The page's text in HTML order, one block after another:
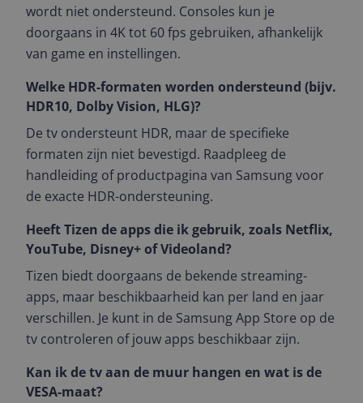
wordt niet ondersteund. Consoles kun je
doorgaans in 4K tot 60 fps gebruiken, afhankelijk
van game en instellingen.
Welke HDR-formaten worden ondersteund (bijv.
HDR10, Dolby Vision, HLG)?
De tv ondersteunt HDR, maar de specifieke
formaten zijn niet bevestigd. Raadpleeg de
handleiding of productpagina van Samsung voor
de exacte HDR-ondersteuning.
Heeft Tizen de apps die ik gebruik, zoals Netflix,
YouTube, Disney+ of Videoland?
Tizen biedt doorgaans de bekende streaming-
apps, maar beschikbaarheid kan per land en jaar
verschillen. Je kunt in de Samsung App Store op de
tv controleren of jouw apps beschikbaar zijn.
Kan ik de tv aan de muur hangen en wat is de
VESA-maat?